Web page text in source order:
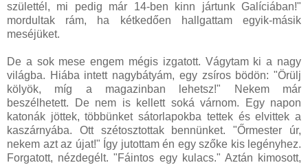
születtél, mi pedig már 14-ben kinn jártunk Galíciában!"
mordultak rám, ha kétkedően hallgattam egyik-másik
meséjüket.
De a sok mese engem mégis izgatott. Vágytam ki a nagy
világba. Hiába intett nagybátyám, egy zsíros bödön: "Örülj
kölyök, míg a magazinban lehetsz!" Nekem már
beszélhetett. De nem is kellett soká várnom. Egy napon
katonák jöttek, többünket sátorlapokba tettek és elvittek a
kaszárnyába. Ott szétosztottak bennünket. "Őrmester úr,
nekem azt az újat!" Így jutottam én egy szőke kis legényhez.
Forgatott, nézdegélt. "Fáintos egy kulacs." Aztán kimosott,